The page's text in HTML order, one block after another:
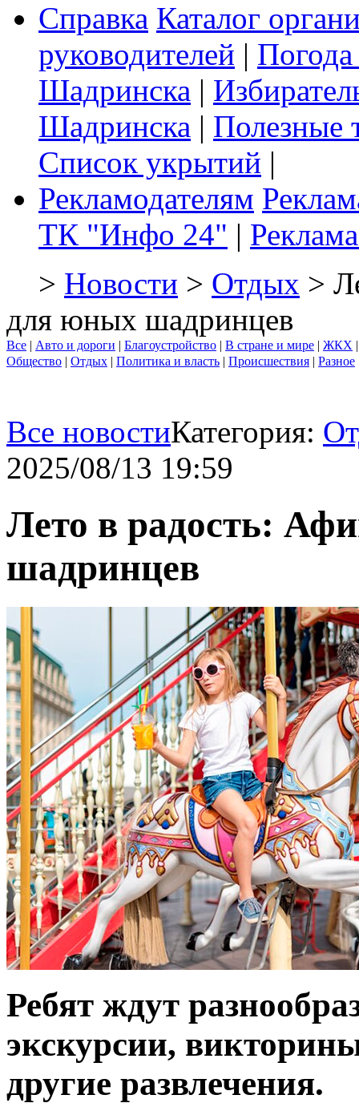
Справка Каталог
руководителей |
Шадринска |
Шадринска | Полезные
Список укрытий |
Рекламодателям
ТК "Инфо 24" |
> Новости > Отдых >
для юных шадринцев
Все | Авто и дороги | Благоустройство | В стране и мире | ЖКХ
Общество | Отдых | Политика и власть | Происшествия | Разное
Все новостиКатегория:
2025/08/13 19:59
Лето в радость:
шадринцев
Ребят ждут
экскурсии,
другие развлечения.